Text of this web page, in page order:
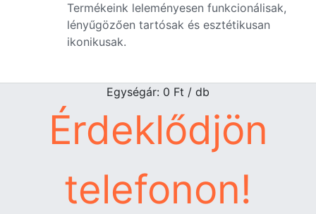
Termékeink leleményesen funkcionálisak,
lényűgözően tartósak és esztétikusan
ikonikusak.
Egységár: 0 Ft / db
Érdeklődjön
telefonon!